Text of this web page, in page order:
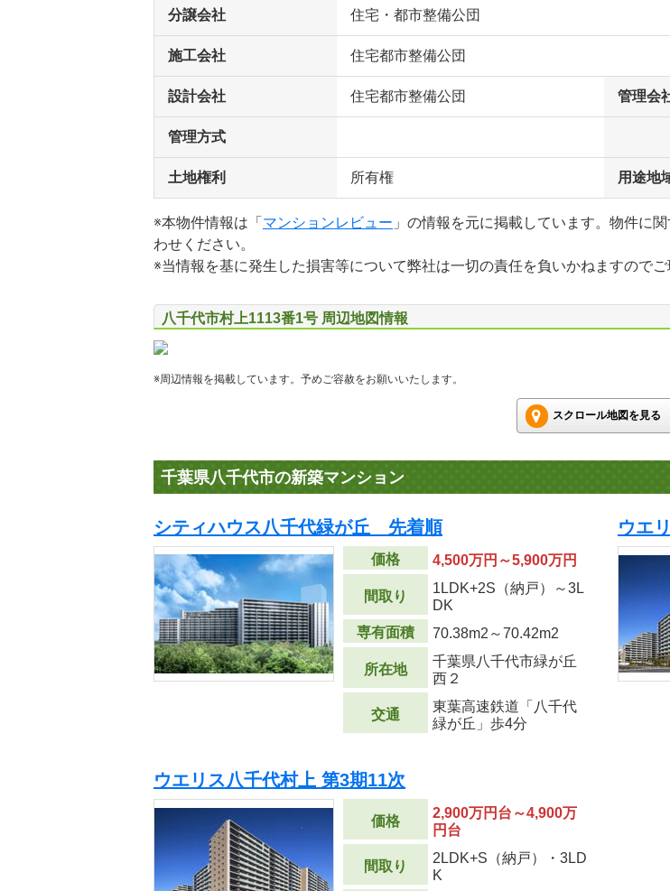
分譲会社 住宅・都市整備公団
施工会社 住宅都市整備公団
設計会社 住宅都市整備公団 管理会
管理方式
土地権利 所有権 用途地
※本物件情報は「 マンションレビュー 」の情報を元に掲載しています。物件に
わせください。
※当情報を基に発生した損害等について弊社は一切の責任を負いかねますのでご
八千代市村上1113番1号 周辺地図情報
※周辺情報を掲載しています。予めご容赦をお願いいたします。
スクロール地図を見る
千葉県八千代市の新築マンション
シティハウス八千代緑が丘 先着順
価格 4,500万円～5,900万円
間取り
1LDK+2S（納戸）～3L
DK
専有面積
70.38m2 ～70.42m2
所在地
千葉県八千代市緑が丘
西２
交通
東葉高速鉄道「八千代
緑が丘」歩4分
ウエ
ウエリス八千代村上 第3期11次
価格
2,900万円台～4,900万
円台
間取り
2LDK+S（納戸）・3LD
K